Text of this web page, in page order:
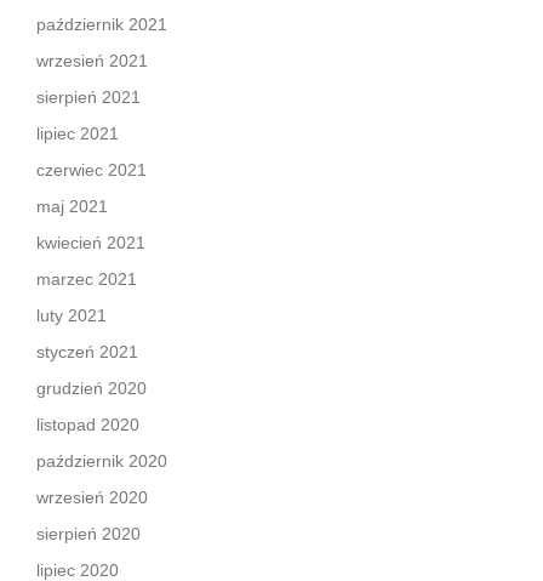
październik 2021
wrzesień 2021
sierpień 2021
lipiec 2021
czerwiec 2021
maj 2021
kwiecień 2021
marzec 2021
luty 2021
styczeń 2021
grudzień 2020
listopad 2020
październik 2020
wrzesień 2020
sierpień 2020
lipiec 2020